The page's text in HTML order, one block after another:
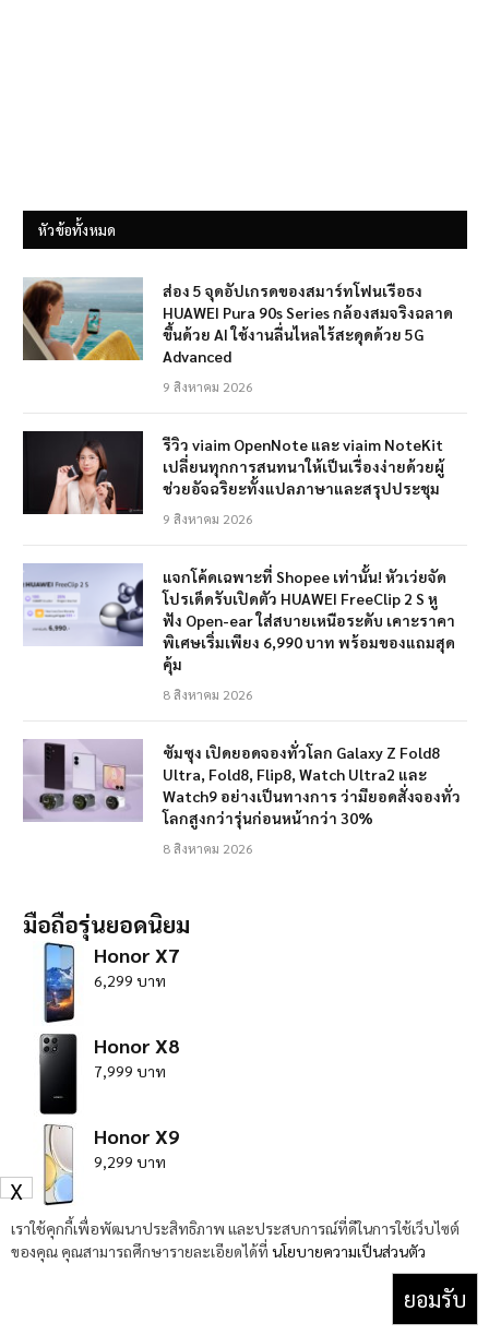
หัวข้อทั้งหมด
ส่อง 5 จุดอัปเกรดของสมาร์ทโฟนเรือธง
HUAWEI Pura 90s Series กล้องสมจริงฉลาด
ขึ้นด้วย AI ใช้งานลื่นไหลไร้สะดุดด้วย 5G
Advanced
9 สิงหาคม 2026
รีวิว viaim OpenNote และ viaim NoteKit
เปลี่ยนทุกการสนทนาให้เป็นเรื่องง่ายด้วยผู้
ช่วยอัจฉริยะทั้งแปลภาษาและสรุปประชุม
9 สิงหาคม 2026
แจกโค้ดเฉพาะที่ Shopee เท่านั้น! หัวเว่ยจัด
โปรเด็ดรับเปิดตัว HUAWEI FreeClip 2 S หู
ฟัง Open-ear ใส่สบายเหนือระดับ เคาะราคา
พิเศษเริ่มเพียง 6,990 บาท พร้อมของแถมสุด
คุ้ม
8 สิงหาคม 2026
ซัมซุง เปิดยอดจองทั่วโลก Galaxy Z Fold8
Ultra, Fold8, Flip8, Watch Ultra2 และ
Watch9 อย่างเป็นทางการ ว่ามียอดสั่งจองทั่ว
โลกสูงกว่ารุ่นก่อนหน้ากว่า 30%
8 สิงหาคม 2026
มือถือรุ่นยอดนิยม
Honor X7
6,299 บาท
Honor X8
7,999 บาท
Honor X9
9,299 บาท
HTC Desire 22 Pro
0 บาท
เราใช้คุกกี้เพื่อพัฒนาประสิทธิภาพ และประสบการณ์ที่ดีในการใช้เว็บไซต์
ของคุณ คุณสามารถศึกษารายละเอียดได้ที่ นโยบายความเป็นส่วนตัว
ยอมรับ
X